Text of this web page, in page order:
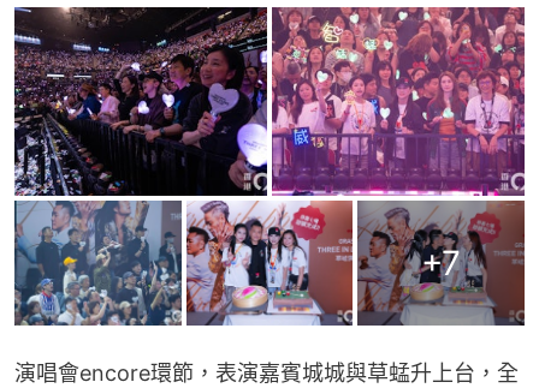
+7
演唱會encore環節，表演嘉賓城城與草蜢升上台，全